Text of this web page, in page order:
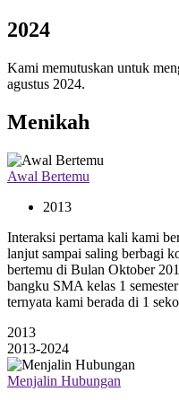
2024
Kami memutuskan untuk
agustus 2024.
Menikah
Awal Bertemu
2013
Interaksi pertama kali kami
lanjut sampai saling berbagi
bertemu di Bulan Oktober
bangku SMA kelas 1
ternyata kami berada di 1
2013
2013-2024
Menjalin Hubungan